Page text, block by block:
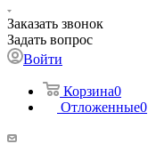
Заказать звонок
Задать вопрос
Войти
Корзина0
Отложенные0